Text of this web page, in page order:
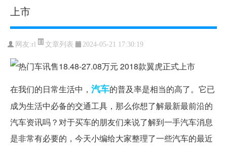
上市
网友:rl 文章列表 2024-05-21 17:30:19
在我们的日常生活中， 汽车的普及率是相当的高了。它已
成为生活中必备的交通工具，那么你想了解最新最前沿的
汽车资讯吗？对于买车的朋友们来说了解到一手汽车消息
是非常有必要的，今天小编给大家整理了一些汽车的最近